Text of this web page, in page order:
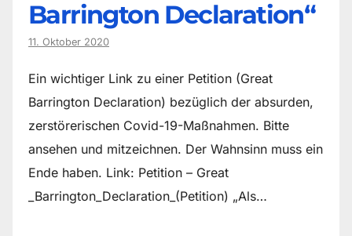
Barrington Declaration“
11. Oktober 2020
Ein wichtiger Link zu einer Petition (Great
Barrington Declaration) bezüglich der absurden,
zerstörerischen Covid-19-Maßnahmen. Bitte
ansehen und mitzeichnen. Der Wahnsinn muss ein
Ende haben. Link: Petition – Great
_Barrington_Declaration_(Petition) „Als…